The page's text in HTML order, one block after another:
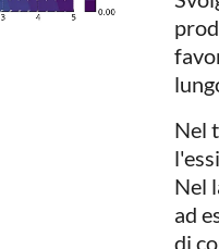
Nel
Nel
ad
di